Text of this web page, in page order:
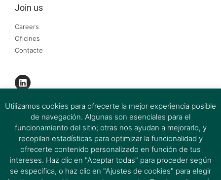
Join us
Careers
Oficines
Contacte
Utilizamos cookies para ofrecerte la mejor experiencia posible
de navegación. Algunas son esenciales para el
funcionamiento del sitio; otras nos ayudan a mejorarlo, y
recopilan estadísticas para optimizar la funcionalidad y
ofrecerte contenido personalizado en función de tus
intereses. Haz clic en "Aceptar todas" para proceder según
se especifica, o haz clic en "Ajustes de cookies" para elegir